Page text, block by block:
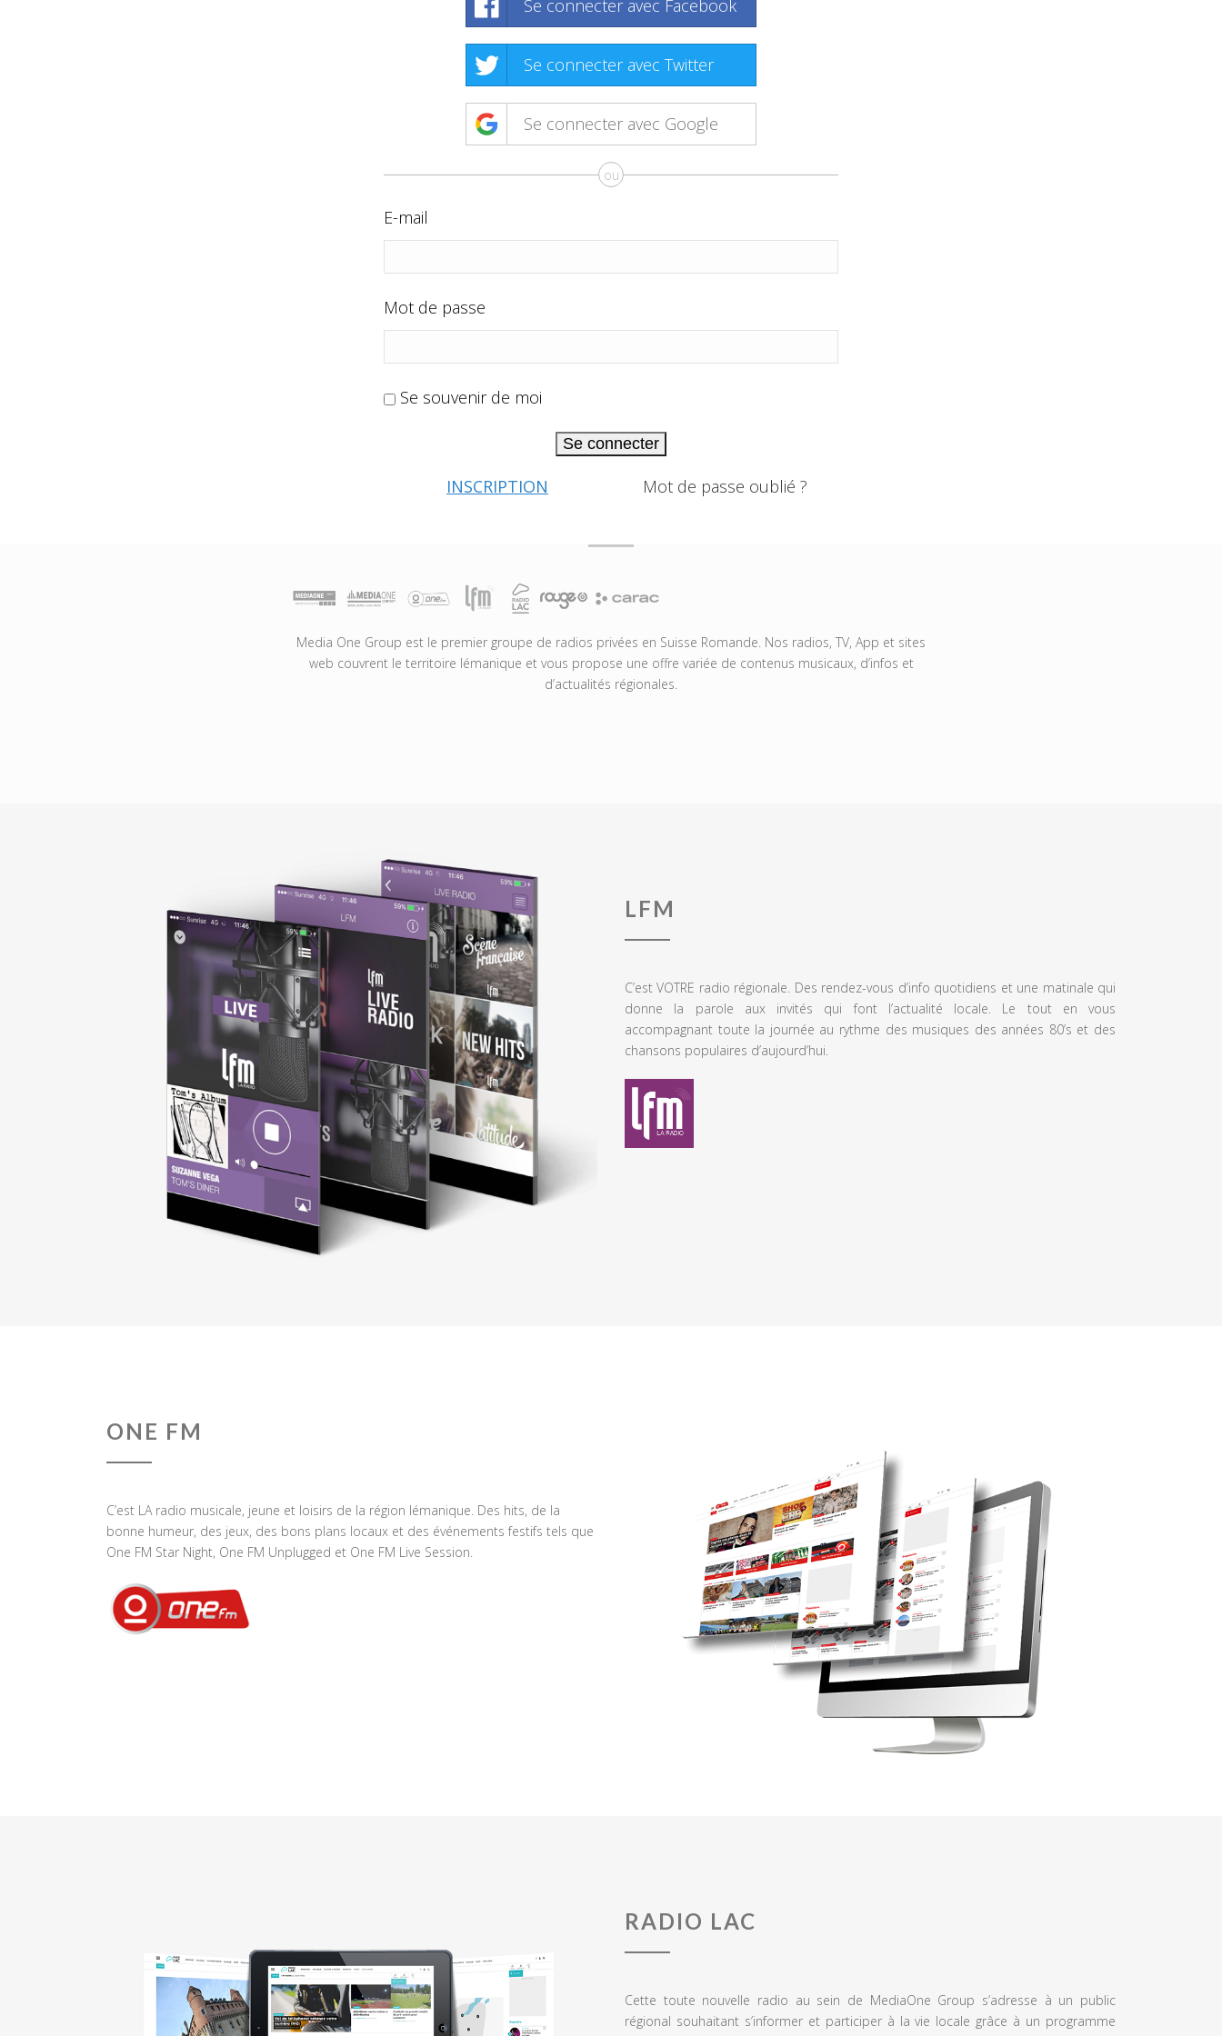
Se connecter avec Facebook
Se connecter avec Twitter
Se connecter avec Google
ou
E-mail
Mot de passe
Se souvenir de moi
Se connecter
INSCRIPTION Mot de passe oublié ?
Media One Group est le premier groupe de radios privées en Suisse Romande. Nos radios, TV, App et sites
web couvrent le territoire lémanique et vous propose une offre variée de contenus musicaux, d’infos et
d’actualités régionales.
LFM
C’est VOTRE radio régionale. Des rendez-vous d’info quotidiens et une matinale qui
donne la parole aux invités qui font l’actualité locale. Le tout en vous
accompagnant toute la journée au rythme des musiques des années 80’s et des
chansons populaires d’aujourd’hui.
ONE FM
C’est LA radio musicale, jeune et loisirs de la région lémanique. Des hits, de la
bonne humeur, des jeux, des bons plans locaux et des événements festifs tels que
One FM Star Night, One FM Unplugged et One FM Live Session.
RADIO LAC
Cette toute nouvelle radio au sein de MediaOne Group s’adresse à un public
régional souhaitant s’informer et participer à la vie locale grâce à un programme